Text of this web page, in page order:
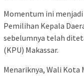
Momentum ini
Pemilihan Kepala
sebelumnya telah
(KPU) Makassar.
Menariknya, Wali Kota